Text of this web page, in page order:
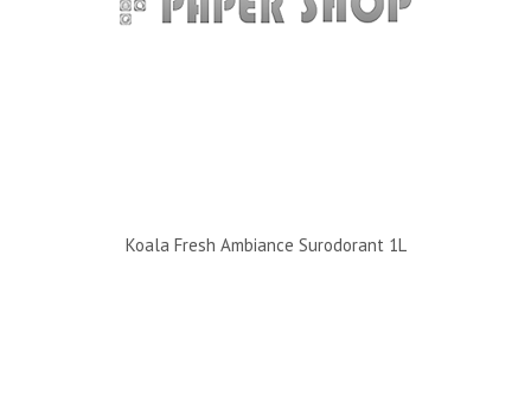
Koala Fresh Ambiance Surodorant 1L